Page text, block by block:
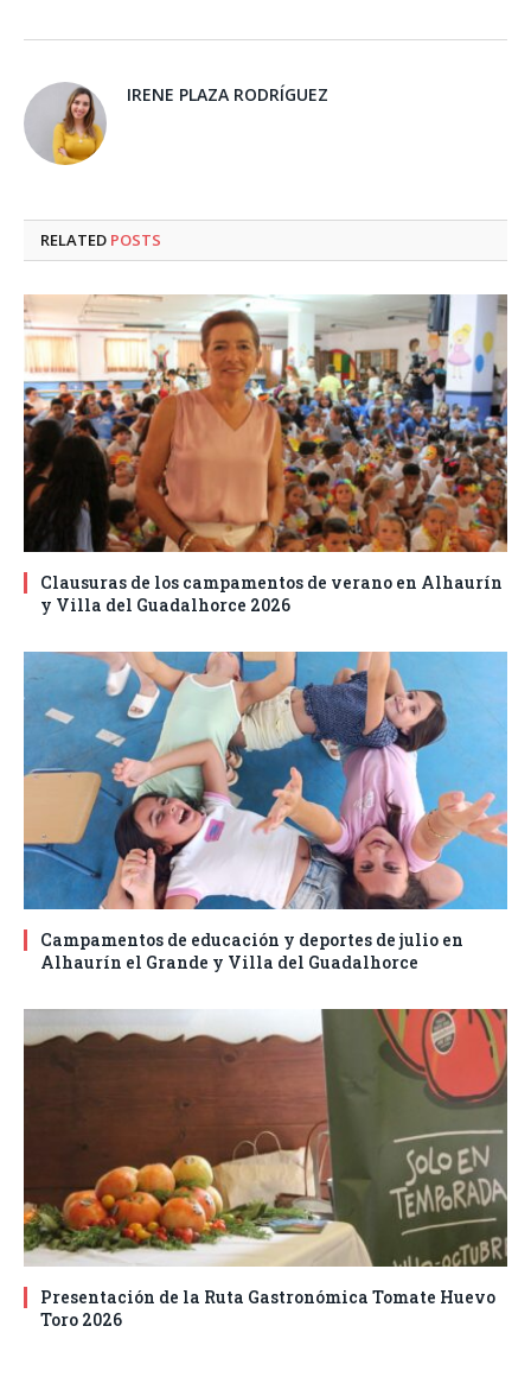
IRENE PLAZA RODRÍGUEZ
RELATED POSTS
Clausuras de los campamentos de verano en Alhaurín
y Villa del Guadalhorce 2026
Campamentos de educación y deportes de julio en
Alhaurín el Grande y Villa del Guadalhorce
Presentación de la Ruta Gastronómica Tomate Huevo
Toro 2026